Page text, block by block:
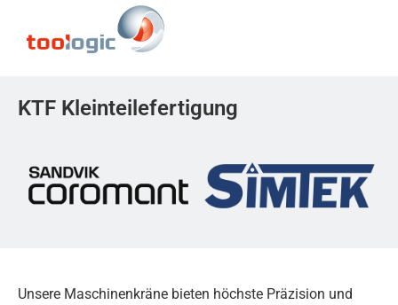
KTF Kleinteilefertigung
Unsere Maschinenkräne bieten höchste Präzision und